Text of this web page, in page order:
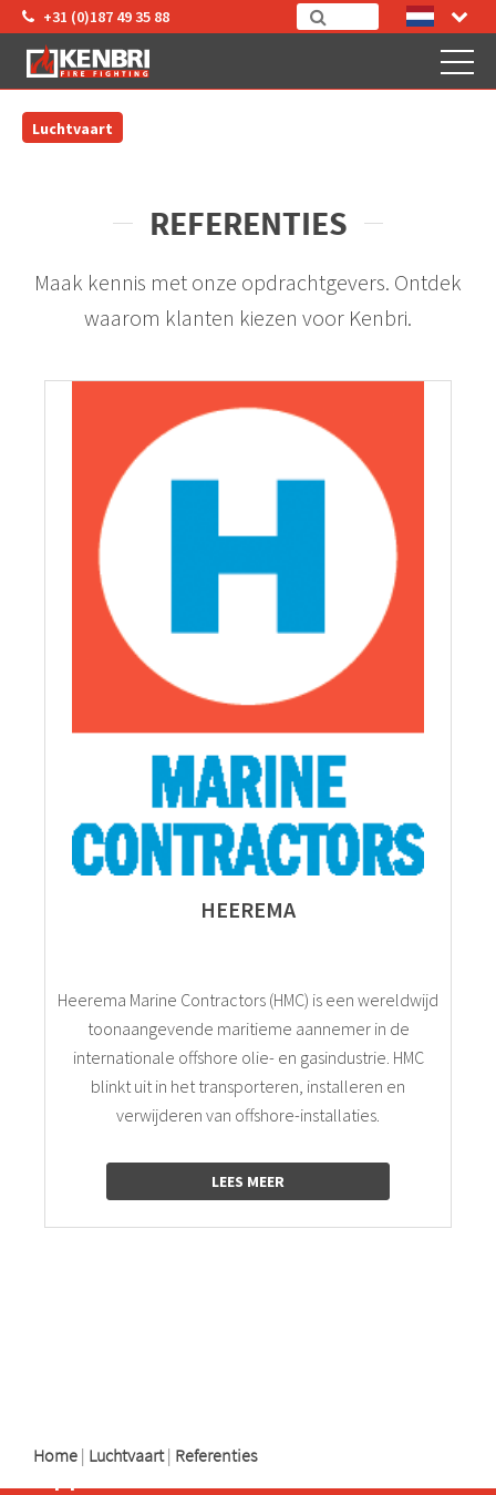
+31 (0)187 49 35 88
Luchtvaart
REFERENTIES
Maak kennis met onze opdrachtgevers. Ontdek
waarom klanten kiezen voor Kenbri.
HEEREMA
Heerema Marine Contractors (HMC) is een wereldwijd
toonaangevende maritieme aannemer in de
internationale offshore olie- en gasindustrie. HMC
blinkt uit in het transporteren, installeren en
verwijderen van offshore-installaties.
LEES MEER
Home | Luchtvaart | Referenties
Support